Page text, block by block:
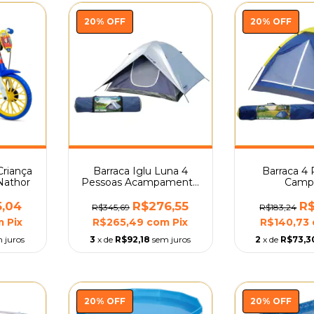
Pix
juros
20% OFF
Barraca Iglu Luna 4
Pessoas Acampamento
R$345,69 R$276,55
R$265,49 com Pix
3 x de R$92,18 sem juros
20% OFF
Barraca 4
R$183,24
R$140,73
2 x de
20% OFF 20% OFF